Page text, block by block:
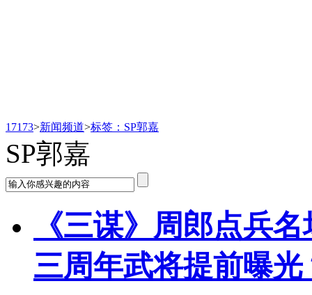
17173>新闻频道>标签：SP郭嘉
SP郭嘉
《三谋》周郎点兵
三周年武将提前曝光